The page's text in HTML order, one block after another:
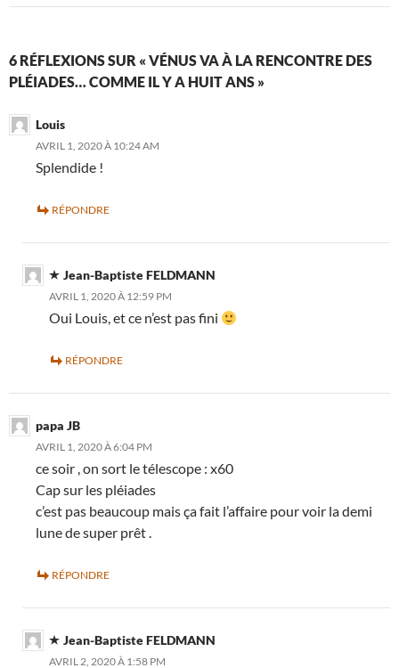
6 RÉFLEXIONS SUR « VÉNUS VA À LA RENCONTRE DES
PLÉIADES… COMME IL Y A HUIT ANS »
Louis
AVRIL 1, 2020 À 10:24 AM
Splendide !
RÉPONDRE
Jean-Baptiste FELDMANN
AVRIL 1, 2020 À 12:59 PM
Oui Louis, et ce n’est pas fini
RÉPONDRE
papa JB
AVRIL 1, 2020 À 6:04 PM
ce soir , on sort le télescope : x60
Cap sur les pléiades
c’est pas beaucoup mais ça fait l’affaire pour voir la demi
lune de super prêt .
RÉPONDRE
Jean-Baptiste FELDMANN
AVRIL 2, 2020 À 1:58 PM